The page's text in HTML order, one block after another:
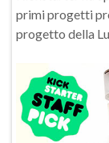
primi progetti
progetto della